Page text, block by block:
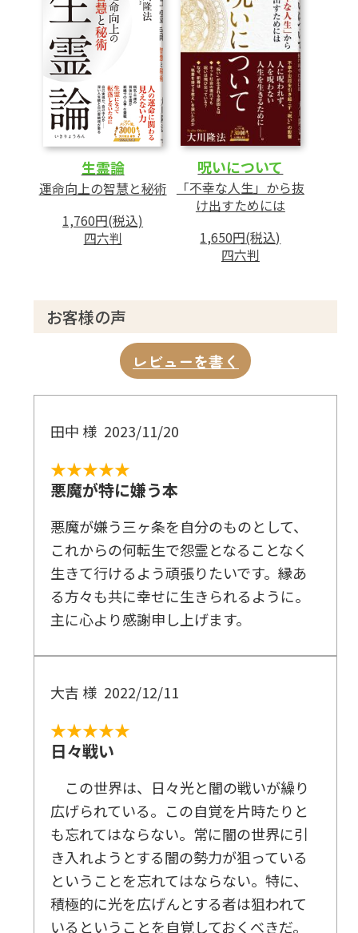
生霊論
運命向上の智慧と秘術
1,760円(税込)
四六判
呪いについて
「不幸な人生」から抜
け出すためには
1,650円(税込)
四六判
お客様の声
レビューを書く
田中 様 2023/11/20
★★★★★
悪魔が特に嫌う本
悪魔が嫌う三ヶ条を自分のものとして、
これからの何転生で怨霊となることなく
生きて行けるよう頑張りたいです。縁あ
る方々も共に幸せに生きられるように。
主に心より感謝申し上げます。
大吉 様 2022/12/11
★★★★★
日々戦い
この世界は、日々光と闇の戦いが繰り
広げられている。この自覚を片時たりと
も忘れてはならない。常に闇の世界に引
き入れようとする闇の勢力が狙っている
ということを忘れてはならない。特に、
積極的に光を広げんとする者は狙われて
いるということを自覚しておくべきだ。